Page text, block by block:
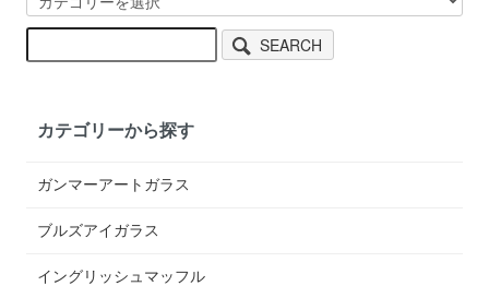
SEARCH
カテゴリーから探す
ガンマーアートガラス
ブルズアイガラス
イングリッシュマッフル